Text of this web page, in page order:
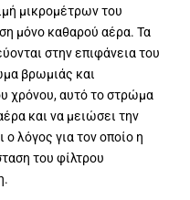
μικρομέτρων του
μόνο καθαρού αέρα. Τα
στην επιφάνεια του
βρωμιάς και
χρόνου, αυτό το στρώμα
και να μειώσει την
λόγος για τον οποίο η
του φίλτρου